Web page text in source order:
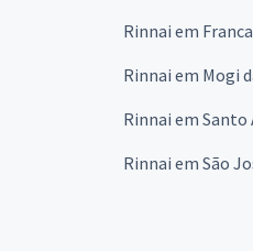
Rinnai em Franca
Rinnai em Mogi
Rinnai em Santo
Rinnai em São